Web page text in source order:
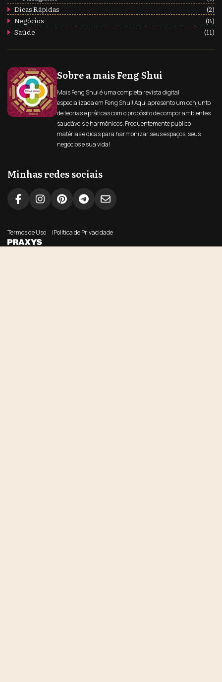
Dicas Rápidas
(2)
Negócios
(8)
Saúde
(11)
Sobre a mais Feng Shui
Mais Feng Shui é uma completa revista digital
especializada em Feng Shui! Aqui apresento um conjunto
de teorias e práticas com o propósito de compor ambientes
saudáveis e harmônicos. Frequentemente publico
matérias e dicas para harmonizar seus espaços, seus
negócios e sua vida!
Minhas redes sociais
Termos de Uso Política de Privacidade